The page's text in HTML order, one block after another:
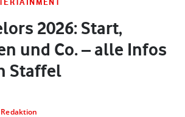
2026: Start,
und Co. – alle Infos
Staffel